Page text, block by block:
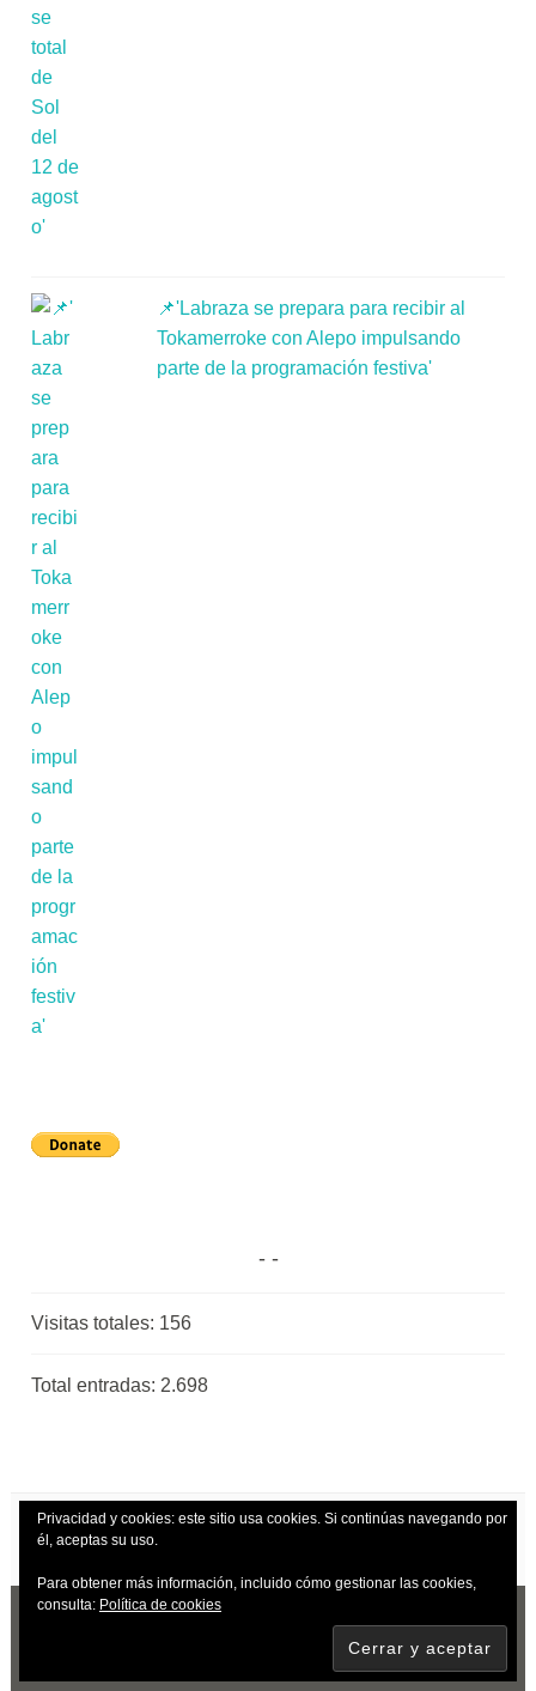
📌'Labraza se prepara para recibir al
Tokamerroke con Alepo impulsando
parte de la programación festiva'
Visitas totales: 156
Total entradas: 2.698
Privacidad y cookies: este sitio usa cookies. Si continúas navegando por
él, aceptas su uso.
Para obtener más información, incluido cómo gestionar las cookies,
consulta: Política de cookies
| TEMA: DARA
AUTOMATTIC.